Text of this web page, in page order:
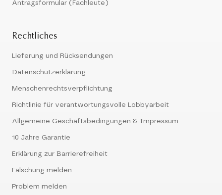
Antragsformular (Fachleute)
Rechtliches
Lieferung und Rücksendungen
Datenschutzerklärung
Menschenrechtsverpflichtung
Richtlinie für verantwortungsvolle Lobbyarbeit
Allgemeine Geschäftsbedingungen & Impressum
10 Jahre Garantie
Erklärung zur Barrierefreiheit
Fälschung melden
Problem melden